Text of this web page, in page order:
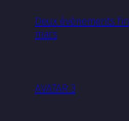
Deux événements fin
mars
AVATAR 3